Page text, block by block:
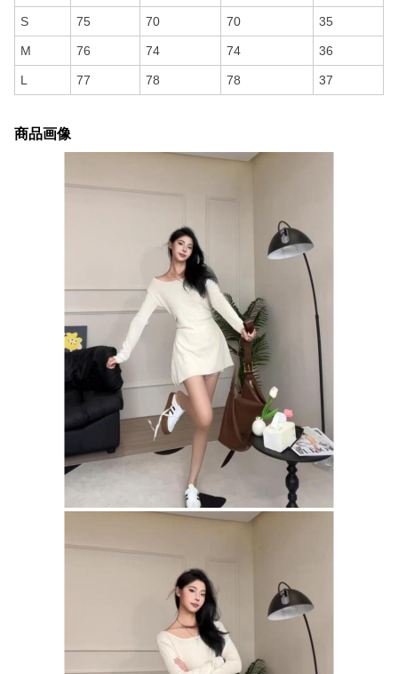
S 75 70 70 35
M 76 74 74 36
L 77 78 78 37
商品画像